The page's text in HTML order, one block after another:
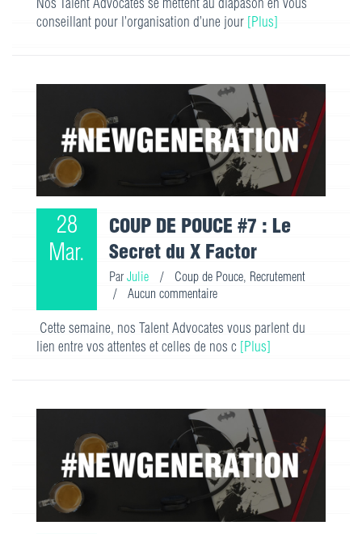
conseillant pour l’organisation d’une jour [Plus]
28
Mar.
COUP DE POUCE #7 : Le
Secret du X Factor
Par Julie / Coup de Pouce, Recrutement
/
Aucun commentaire
Cette semaine, nos Talent Advocates vous parlent du
lien entre vos attentes et celles de nos c [Plus]